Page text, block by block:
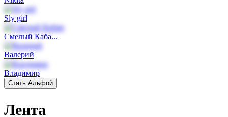
Sly girl
Смелый Каба...
Валерий
Владимир
Стать Альфой
Лента